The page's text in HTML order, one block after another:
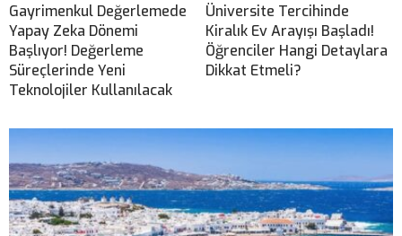
Gayrimenkul Değerlemede
Yapay Zeka Dönemi
Başlıyor! Değerleme
Süreçlerinde Yeni
Teknolojiler Kullanılacak
Üniversite Tercihinde
Kiralık Ev Arayışı Başladı!
Öğrenciler Hangi Detaylara
Dikkat Etmeli?